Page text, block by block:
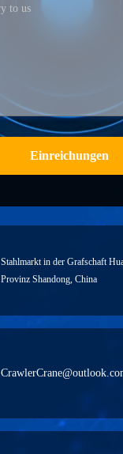
Einreichungen
Stahlmarkt in der Grafschaft
Provinz Shandong, China